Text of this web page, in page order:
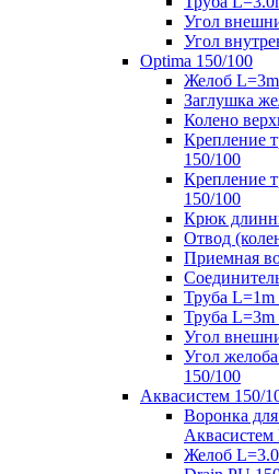
Угол
Угол
Optima 150/100
Желоб
Заглушка
Колено
Крепление
150/100
Крепление
150/100
Крюк
Отвод
Приемная
Труба L=1m
Труба L=3m
Угол
Угол
150/100
Аквасистем 150/
Воронка
Желоб